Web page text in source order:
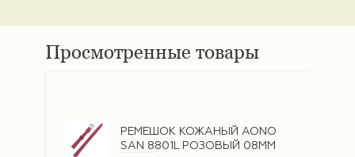
Просмотренные товары
РЕМЕШОК КОЖАНЫЙ AONO
SAN 8801L РОЗОВЫЙ 08ММ